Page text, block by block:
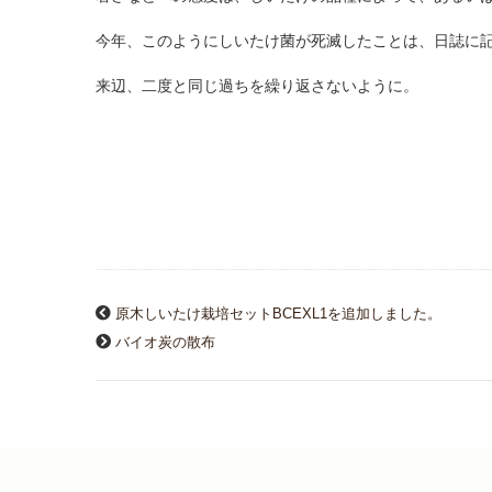
今年、このようにしいたけ菌が死滅したことは、日誌に
来辺、二度と同じ過ちを繰り返さないように。
原木しいたけ栽培セットBCEXL1を追加しました。
バイオ炭の散布